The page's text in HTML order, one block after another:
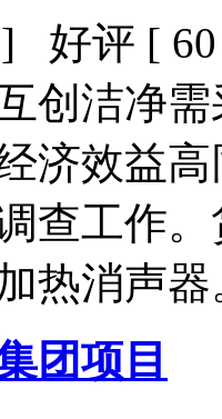
] 好评 [
创洁净
济效益
查工作
热消声
团项目